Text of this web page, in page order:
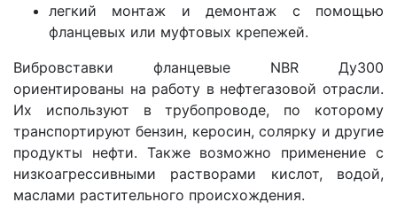
легкий монтаж и демонтаж с помощью
фланцевых или муфтовых крепежей.
Вибровставки фланцевые NBR Ду300
ориентированы на работу в нефтегазовой отрасли.
Их используют в трубопроводе, по которому
транспортируют бензин, керосин, солярку и другие
продукты нефти. Также возможно применение с
низкоагрессивными растворами кислот, водой,
маслами растительного происхождения.